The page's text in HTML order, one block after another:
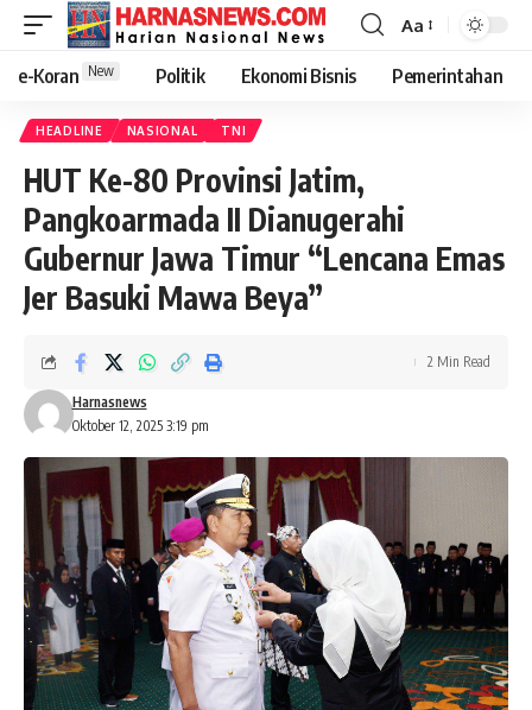
Aa
e-Koran New Politik Ekonomi Bisnis Pemerintahan
HEADLINE NASIONAL TNI
HUT Ke-80 Provinsi Jatim,
Pangkoarmada II Dianugerahi
Gubernur Jawa Timur “Lencana Emas
Jer Basuki Mawa Beya”
Oktober 12, 2025 3:19 pm
Harnasnews
2 Min Read